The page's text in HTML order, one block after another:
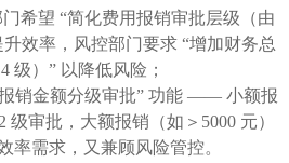
希望 “简化费用报销审批层级（由
效率，风控部门要求 “增加财务总
级）” 以降低风险；
销金额分级审批” 功能 —— 小额报
级审批，大额报销（如＞5000 元）
率需求，又兼顾风险管控。